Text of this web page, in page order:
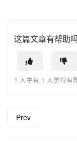
这篇文章有帮助吗
1 人中有 1 人觉得有
Prev